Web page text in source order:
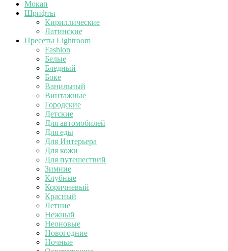
Мокап
Шрифты
Кириллические
Латинские
Пресеты Lightroom
Fashion
Белые
Бледный
Боке
Ванильный
Винтажные
Городские
Детские
Для автомобилей
Для еды
Для Интерьера
Для кожи
Для путешествий
Зимние
Клубные
Коричневый
Красный
Летние
Нежный
Неоновые
Новогодние
Ночные